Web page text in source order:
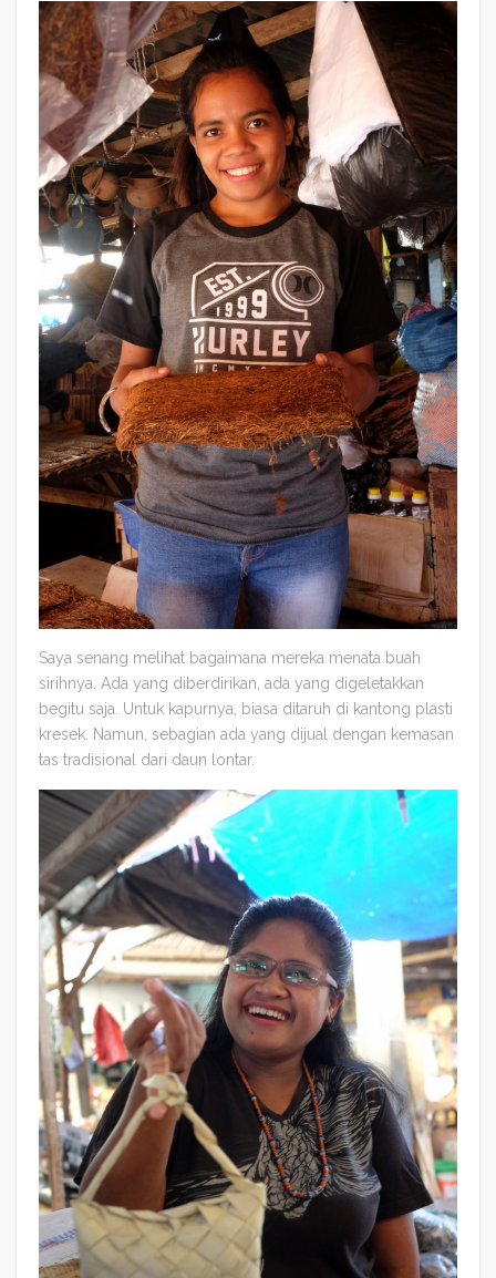
Saya senang melihat bagaimana mereka menata buah
sirihnya. Ada yang diberdirikan, ada yang digeletakkan
begitu saja. Untuk kapurnya, biasa ditaruh di kantong plasti
kresek. Namun, sebagian ada yang dijual dengan kemasan
tas tradisional dari daun lontar.